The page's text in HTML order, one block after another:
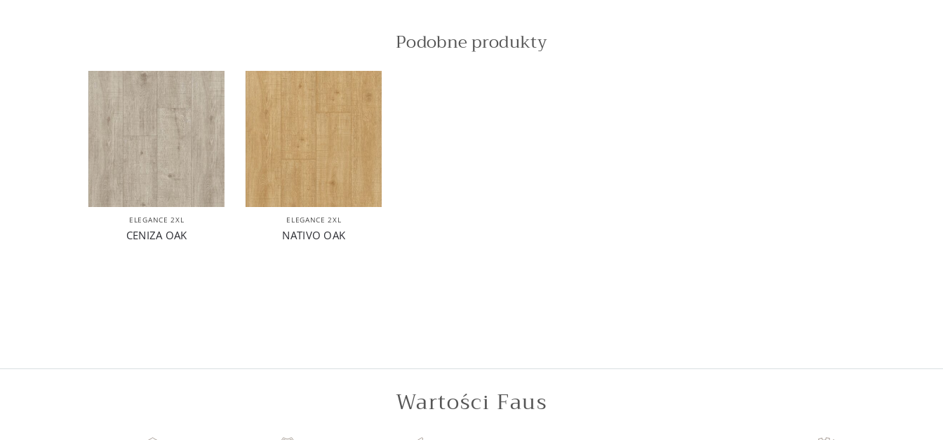
Podobne produkty
ELEGANCE 2XL
CENIZA OAK
ELEGANCE 2XL
NATIVO OAK
Wartości Faus